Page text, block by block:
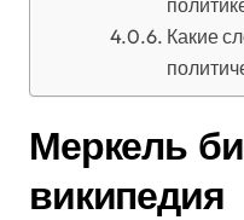
Какие
Меркель
википедия